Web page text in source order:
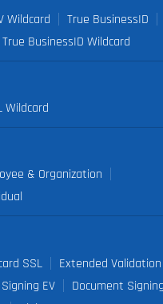
Wildcard
True BusinessID
True BusinessID Wildcard
Wildcard
& Organization
SSL
Extended Validation
EV
Document